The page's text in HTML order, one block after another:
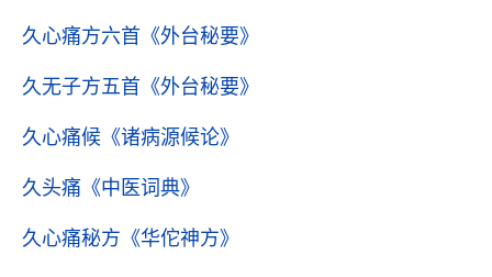
久心痛方六首 《外台秘要》
久无子方五首 《外台秘要》
久心痛候 《诸病源候论》
久头痛 《中医词典》
久心痛秘方 《华佗神方》